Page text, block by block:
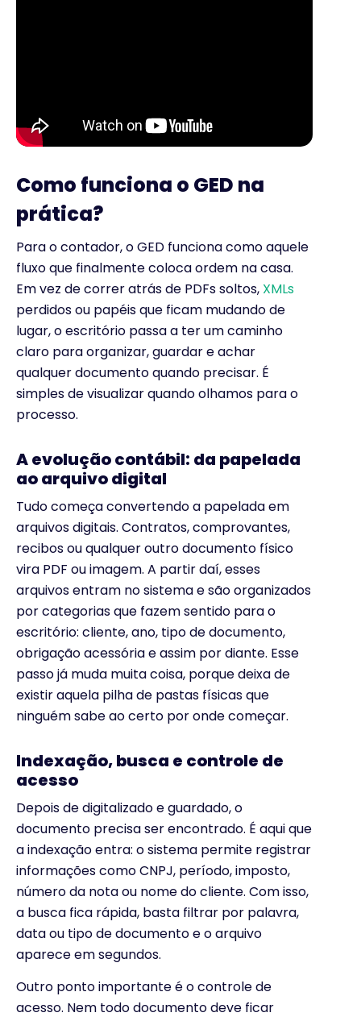
Como funciona o GED na
prática?
Para o contador, o GED funciona como aquele
fluxo que finalmente coloca ordem na casa.
Em vez de correr atrás de PDFs soltos, XMLs
perdidos ou papéis que ficam mudando de
lugar, o escritório passa a ter um caminho
claro para organizar, guardar e achar
qualquer documento quando precisar. É
simples de visualizar quando olhamos para o
processo.
A evolução contábil: da papelada
ao arquivo digital
Tudo começa convertendo a papelada em
arquivos digitais. Contratos, comprovantes,
recibos ou qualquer outro documento físico
vira PDF ou imagem. A partir daí, esses
arquivos entram no sistema e são organizados
por categorias que fazem sentido para o
escritório: cliente, ano, tipo de documento,
obrigação acessória e assim por diante. Esse
passo já muda muita coisa, porque deixa de
existir aquela pilha de pastas físicas que
ninguém sabe ao certo por onde começar.
Indexação, busca e controle de
acesso
Depois de digitalizado e guardado, o
documento precisa ser encontrado. É aqui que
a indexação entra: o sistema permite registrar
informações como CNPJ, período, imposto,
número da nota ou nome do cliente. Com isso,
a busca fica rápida, basta filtrar por palavra,
data ou tipo de documento e o arquivo
aparece em segundos.
Outro ponto importante é o controle de
acesso. Nem todo documento deve ficar